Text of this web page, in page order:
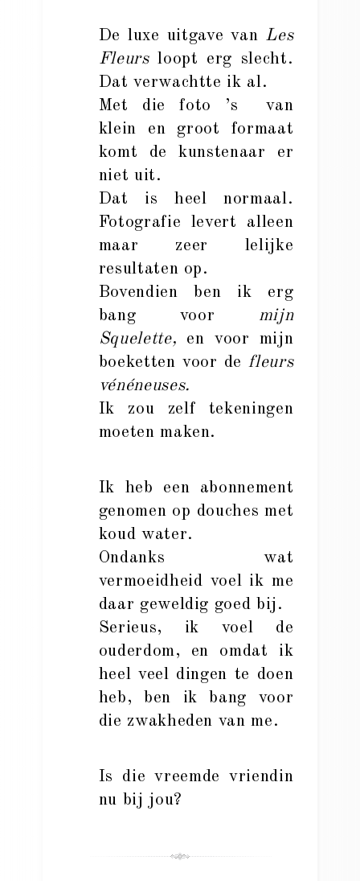
De luxe uitgave van Les
Fleursloopt erg slecht.
Dat verwachtte ik al.
Met die foto ’s van
klein en groot formaat
komt de kunstenaar er
niet uit.
Dat is heel normaal.
Fotografie levert alleen
maar zeer lelijke
resultaten op.
Bovendien ben ik erg
bang voor mijn
Squelette, en voor mijn
boeketten voor de fleurs
vénéneuses.
Ik zou zelf tekeningen
moeten maken.
Ik heb een abonnement
genomen op douches met
koud water.
Ondanks wat
vermoeidheid voel ik me
daar geweldig goed bij.
Serieus, ik voel de
ouderdom, en omdat ik
heel veel dingen te doen
heb, ben ik bang voor
die zwakheden van me.
Is die vreemde vriendin
nu bij jou?